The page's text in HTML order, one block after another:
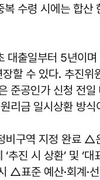
복 수령 시에는 합산
대출일부터 5년이
할 수 있다. 추진위
준공인가 신청 전일
리금 일시상환 방식
비구역 지정 완료 △
추진 시 상환’ 및 ‘대
△표준 예산·회계·